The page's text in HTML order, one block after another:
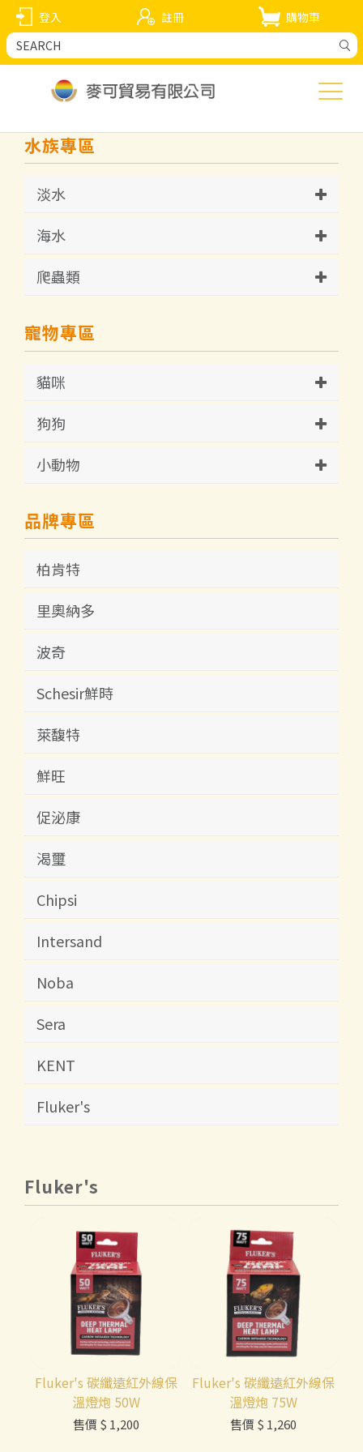
登入 註冊 購物車
水族專區
淡水
海水
爬蟲類
寵物專區
貓咪
狗狗
小動物
品牌專區
柏肯特
里奧納多
波奇
Schesir鮮時
萊馥特
鮮旺
促泌康
渴璽
Chipsi
Intersand
Noba
Sera
KENT
Fluker's
Fluker's
Fluker's 碳纖遠紅外線保
溫燈炮 50W
售價 $ 1,200
Fluker's 碳纖遠紅外線保
溫燈炮 75W
售價 $ 1,260